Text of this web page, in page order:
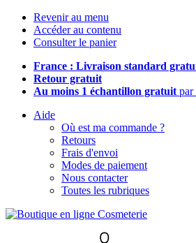
Revenir au menu
Accéder au contenu
Consulter le panier
France : Livraison standard
Retour gratuit
Au moins 1 échantillon gratuit par
Aide
Où est ma commande ?
Retours
Frais d'envoi
Modes de paiement
Nous contacter
Toutes les rubriques